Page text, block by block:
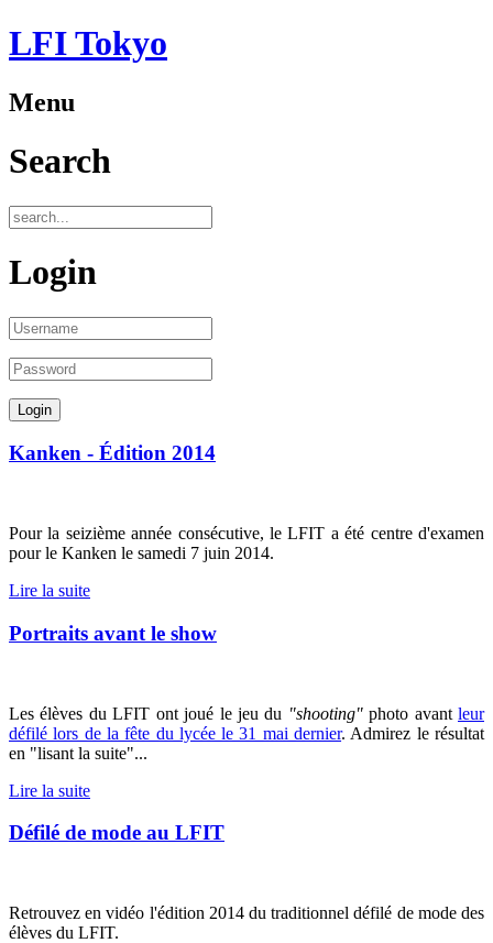
LFI Tokyo
Menu
Search
Login
Kanken - Édition 2014
Pour la seizième année consécutive, le LFIT a été centre d'examen
pour le Kanken le samedi 7 juin 2014.
Lire la suite
Portraits avant le show
Les élèves du LFIT ont joué le jeu du "shooting"photo avant leur
défilé lors de la fête du lycée le 31 mai dernier. Admirez le résultat
en "lisant la suite"...
Lire la suite
Défilé de mode au LFIT
Retrouvez en vidéo l'édition 2014 du traditionnel défilé de mode des
élèves du LFIT.